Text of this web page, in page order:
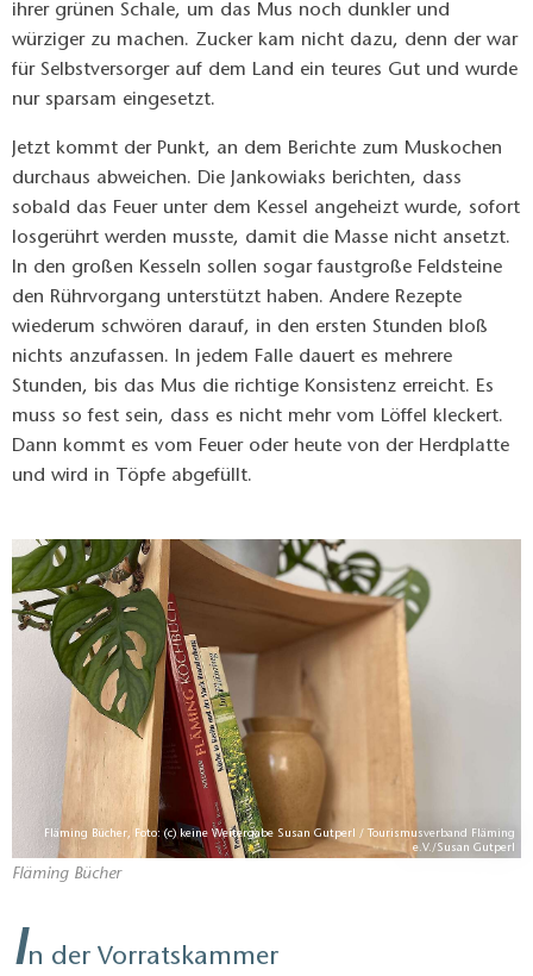
ihrer grünen Schale, um das Mus noch dunkler und
würziger zu machen. Zucker kam nicht dazu, denn der war
für Selbstversorger auf dem Land ein teures Gut und wurde
nur sparsam eingesetzt.
Jetzt kommt der Punkt, an dem Berichte zum Muskochen
durchaus abweichen. Die Jankowiaks berichten, dass
sobald das Feuer unter dem Kessel angeheizt wurde, sofort
losgerührt werden musste, damit die Masse nicht ansetzt.
In den großen Kesseln sollen sogar faustgroße Feldsteine
den Rührvorgang unterstützt haben. Andere Rezepte
wiederum schwören darauf, in den ersten Stunden bloß
nichts anzufassen. In jedem Falle dauert es mehrere
Stunden, bis das Mus die richtige Konsistenz erreicht. Es
muss so fest sein, dass es nicht mehr vom Löffel kleckert.
Dann kommt es vom Feuer oder heute von der Herdplatte
und wird in Töpfe abgefüllt.
Fläming Bücher, Foto: (c) keine Weitergabe Susan Gutperl / Tourismusverband Fläming
e.V./Susan Gutperl
Fläming Bücher
In der Vorratskammer